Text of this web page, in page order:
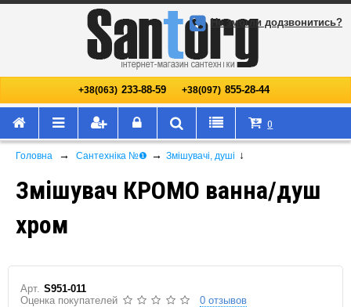
+38(063) 233-88-59 +38(097) 855-28-44
Не змогли додзвонитись?
0
Головна → Сантехніка №❶ → Змішувачі, душі ↓
Змішувач КРОМО ванна/душ
хром
Арт. S951-011
Оценка покупателей
0 отзывов